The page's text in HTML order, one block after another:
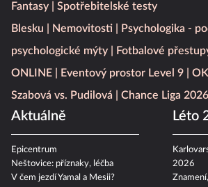
Fantasy
Spotřebitelské testy
Blesku
Nemovitosti
Psychologika -
psychologické mýty
Fotbalové
ONLINE
Eventový prostor Level 9
Szabová vs. Pudilová
Chance Liga
Aktuálně
Epicentrum
Neštovice: příznaky, léčba
V čem jezdí Yamal a Mesii?
Léto
2026